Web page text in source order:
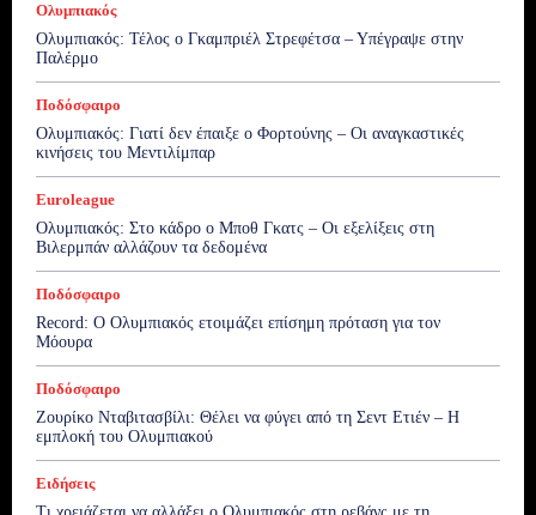
Ολυμπιακός
Ολυμπιακός: Τέλος ο Γκαμπριέλ Στρεφέτσα – Υπέγραψε στην
Παλέρμο
Ποδόσφαιρο
Ολυμπιακός: Γιατί δεν έπαιξε ο Φορτούνης – Οι αναγκαστικές
κινήσεις του Μεντιλίμπαρ
Euroleague
Ολυμπιακός: Στο κάδρο ο Μποθ Γκατς – Οι εξελίξεις στη
Βιλερμπάν αλλάζουν τα δεδομένα
Ποδόσφαιρο
Record: Ο Ολυμπιακός ετοιμάζει επίσημη πρόταση για τον
Μόουρα
Ποδόσφαιρο
Ζουρίκο Νταβιτασβίλι: Θέλει να φύγει από τη Σεντ Ετιέν – Η
εμπλοκή του Ολυμπιακού
Ειδήσεις